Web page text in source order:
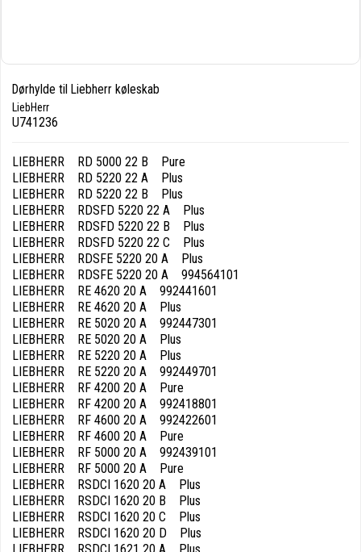
Dørhylde til Liebherr køleskab
LiebHerr
U741236
LIEBHERR RD 5000 22 B Pure
LIEBHERR RD 5220 22 A Plus
LIEBHERR RD 5220 22 B Plus
LIEBHERR RDSFD 5220 22 A Plus
LIEBHERR RDSFD 5220 22 B Plus
LIEBHERR RDSFD 5220 22 C Plus
LIEBHERR RDSFE 5220 20 A Plus
LIEBHERR RDSFE 5220 20 A 994564101
LIEBHERR RE 4620 20 A 992441601
LIEBHERR RE 4620 20 A Plus
LIEBHERR RE 5020 20 A 992447301
LIEBHERR RE 5020 20 A Plus
LIEBHERR RE 5220 20 A Plus
LIEBHERR RE 5220 20 A 992449701
LIEBHERR RF 4200 20 A Pure
LIEBHERR RF 4200 20 A 992418801
LIEBHERR RF 4600 20 A 992422601
LIEBHERR RF 4600 20 A Pure
LIEBHERR RF 5000 20 A 992439101
LIEBHERR RF 5000 20 A Pure
LIEBHERR RSDCI 1620 20 A Plus
LIEBHERR RSDCI 1620 20 B Plus
LIEBHERR RSDCI 1620 20 C Plus
LIEBHERR RSDCI 1620 20 D Plus